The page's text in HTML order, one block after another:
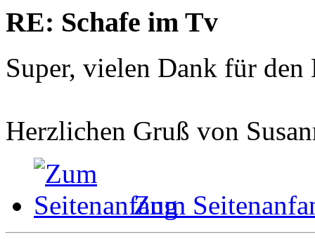
RE: Schafe im Tv
Super, vielen Dank für
Herzlichen Gruß von
Zum